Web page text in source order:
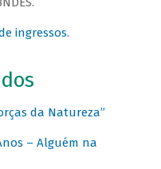
ingressos.
da Natureza”
– Alguém na